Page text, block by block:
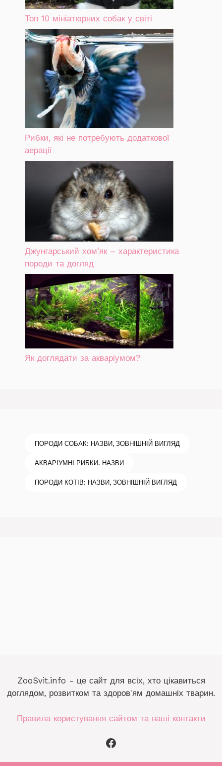
Топ 10 мініатюрних собак у світі
Рибки, які не потребують додаткової
аерації
Джунгарський хом’як – характеристика
породи та догляд
Як доглядати за акваріумом?
ПОРОДИ СОБАК: НАЗВИ, ЗОВНІШНІЙ ВИГЛЯД
АКВАРІУМНІ РИБКИ. НАЗВИ
ПОРОДИ КОТІВ: НАЗВИ, ЗОВНІШНІЙ ВИГЛЯД
ZooSvit.info - це сайт для всіх, хто цікавиться
доглядом, розвитком та здоров'ям домашніх тварин.
Правила користування сайтом та наші контакти
Facebook